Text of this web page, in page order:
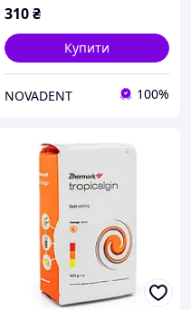
310₴
Купити
NOVADENT 100%